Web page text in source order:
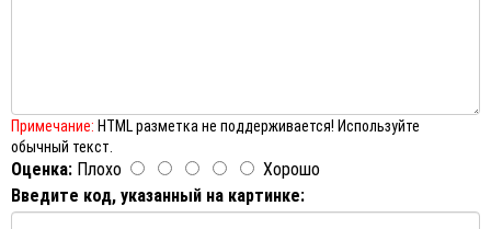
Примечание: HTML разметка не поддерживается! Используйте
обычный текст.
Оценка: Плохо
Хорошо
Введите код, указанный на картинке: